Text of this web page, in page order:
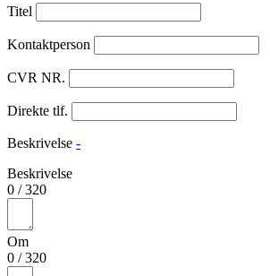
Titel
Kontaktperson
CVR NR.
Direkte tlf.
Beskrivelse -
Beskrivelse
0 /320
Om
0 /320